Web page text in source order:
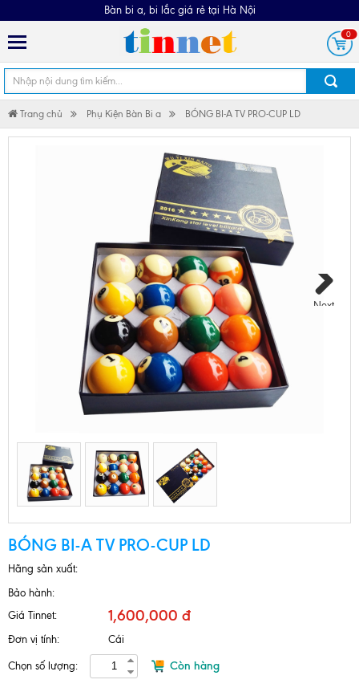
Bàn bi a, bi lắc giá rẻ tại Hà Nội
0
Trang chủ Phụ Kiện Bàn Bi a BÓNG BI-A TV PRO-CUP LD
Next
BÓNG BI-A TV PRO-CUP LD
Hãng sản xuất:
Bảo hành:
Giá Tinnet:
1,600,000 đ
Đơn vị tính: Cái
Chọn số lượng: Còn hàng